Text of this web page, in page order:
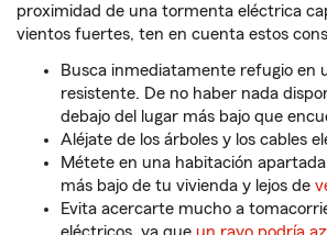
proximidad de una tormenta eléctrica
vientos fuertes, ten en cuenta estos
Busca inmediatamente refugio en
resistente. De no haber nada
debajo del lugar más bajo que
Aléjate de los árboles y los cables
Métete en una habitación
más bajo de tu vivienda y lejos de
Evita acercarte mucho a